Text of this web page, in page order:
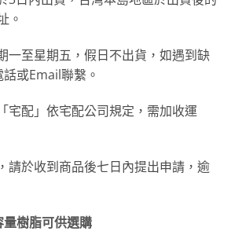
。
一至星期五，假日不出貨，如遇到缺
或Email聯繫。
宅配」依宅配公司規定，需加收運
請於收到商品後七日內提出申請，逾
樹脂可供選購